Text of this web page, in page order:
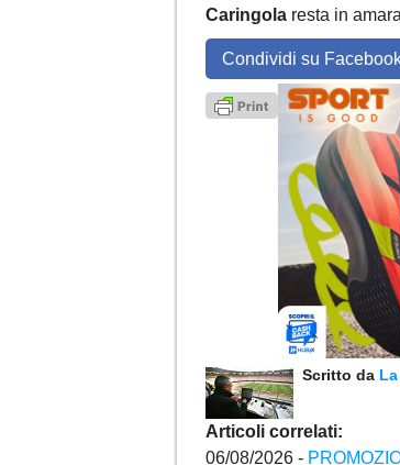
Caringola resta in
Condividi su
Scritto da
Articoli correlati:
06/08/2026 -